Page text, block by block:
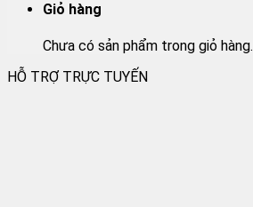
Giỏ hàng
Chưa có sản phẩm trong giỏ hàng.
HỖ TRỢ TRỰC TUYẾN